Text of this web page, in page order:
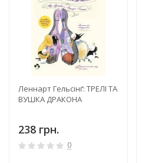
Леннарт Гельсінґ: ТРЕЛІ ТА
ВУШКА ДРАКОНА
238 грн.
0